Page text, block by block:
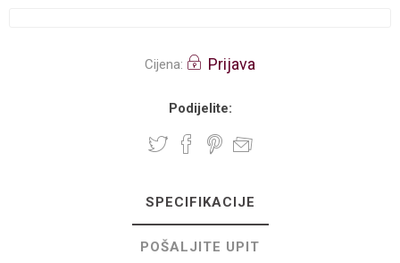
Cijena: Prijava
Podijelite:
SPECIFIKACIJE
POŠALJITE UPIT